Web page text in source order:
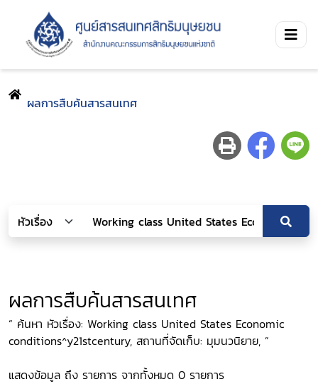
ผลการสืบค้นสารสนเทศ
ผลการสืบค้นสารสนเทศ
“ ค้นหา หัวเรื่อง: Working class United States Economic
conditions^y21stcentury, สถานที่จัดเก็บ: มุมนวนิยาย, ”
แสดงข้อมูล ถึง รายการ จากทั้งหมด 0 รายการ